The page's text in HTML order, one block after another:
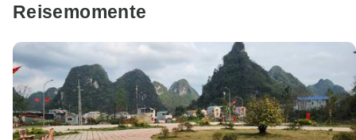
Reisemomente